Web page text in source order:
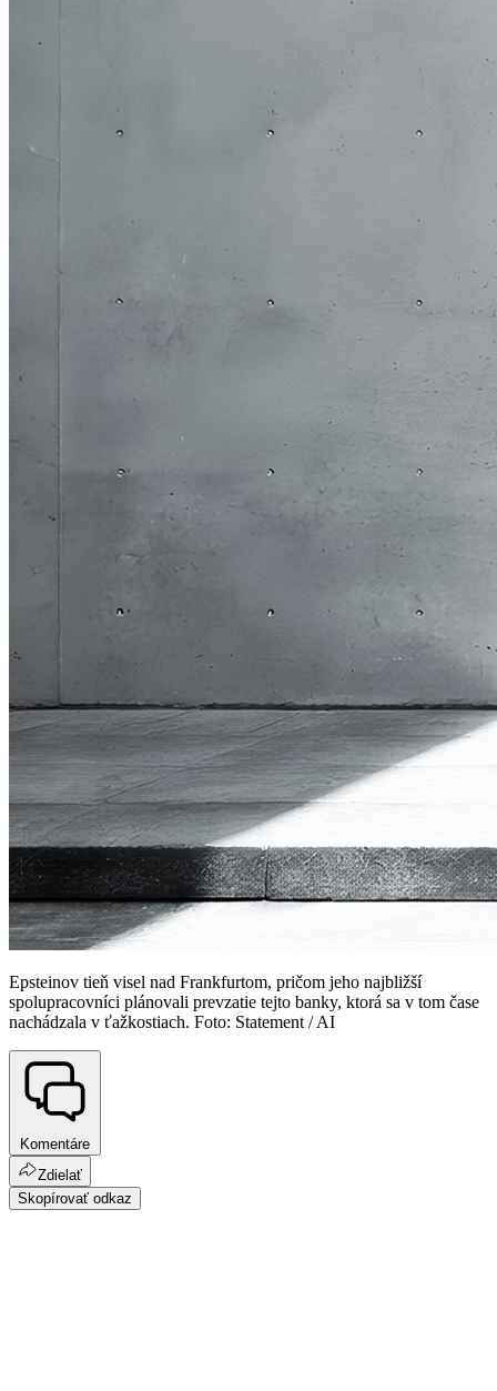
Epsteinov tieň visel nad Frankfurtom, pričom jeho najbližší
spolupracovníci plánovali prevzatie tejto banky, ktorá sa v tom čase
nachádzala v ťažkostiach. Foto: Statement / AI
Komentáre
Zdielať
Skopírovať odkaz